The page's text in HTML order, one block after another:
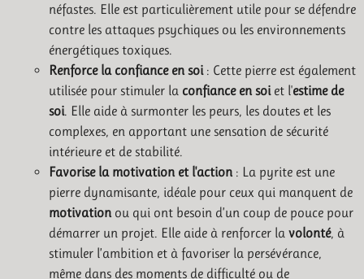
néfastes. Elle est particulièrement utile pour se défendre
contre les attaques psychiques ou les environnements
énergétiques toxiques.
Renforce la confiance en soi: Cette pierre est également
utilisée pour stimuler la confiance en soiet l'estime de
soi. Elle aide à surmonter les peurs, les doutes et les
complexes, en apportant une sensation de sécurité
intérieure et de stabilité.
Favorise la motivation et l'action: La pyrite est une
pierre dynamisante, idéale pour ceux qui manquent de
motivationou qui ont besoin d’un coup de pouce pour
démarrer un projet. Elle aide à renforcer la volonté, à
stimuler l’ambition et à favoriser la persévérance,
même dans des moments de difficulté ou de